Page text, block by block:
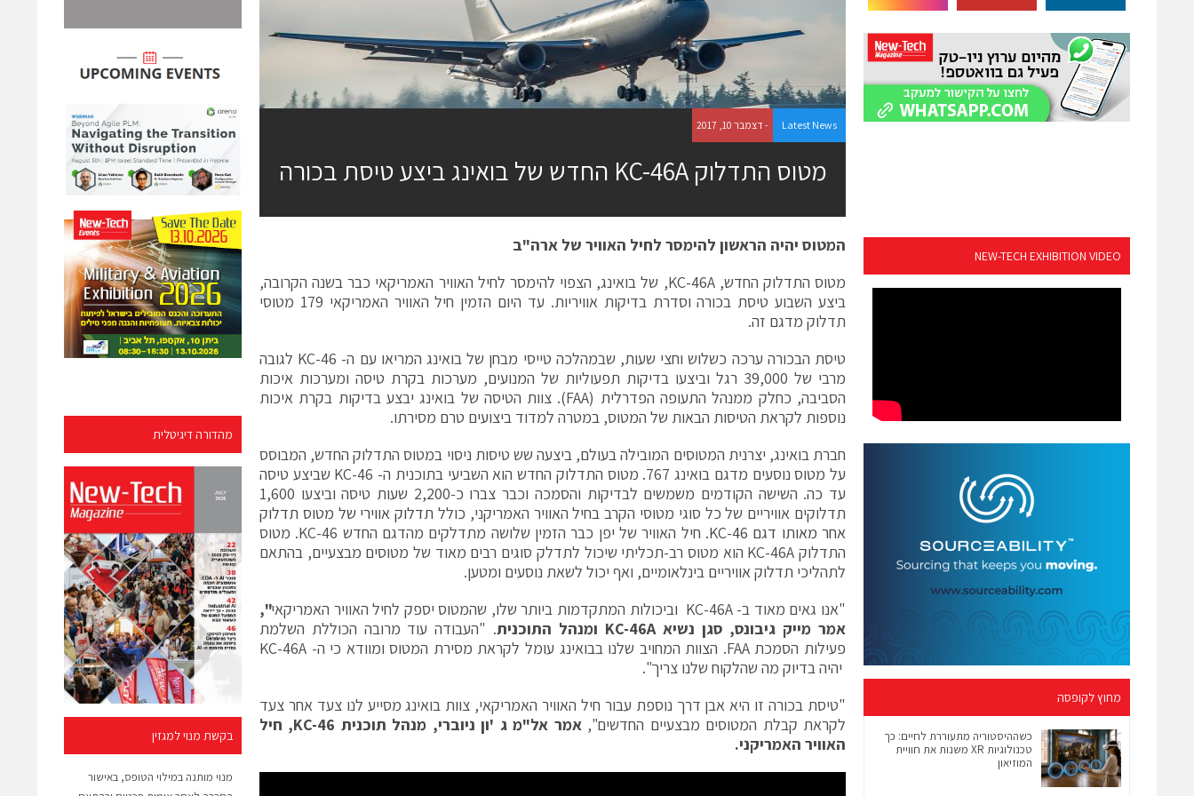
מהדורה דיגיטלית
בקשת מנוי למגזין
מנוי מותנה במילוי הטופס, באישור
Latest News - דצמבר 10, 2017
מטוס התדלוק KC-46A החדש של בואינג ביצע טיסת בכורה
המטוס יהיה הראשון להימסר לחיל האוויר של ארה"ב
מטוס התדלוק החדש, KC-46A, של בואינג, הצפוי להימסר לחיל האוויר האמריקאי כבר בשנה הקרובה,
ביצע השבוע טיסת בכורה וסדרת בדיקות אוויריות. עד היום הזמין חיל האוויר האמריקאי 179 מטוסי
תדלוק מדגם זה.
טיסת הבכורה ערכה כשלוש וחצי שעות, שבמהלכה טייסי מבחן של בואינג המריאו עם ה- KC-46 לגובה
מרבי של 39,000 רגל וביצעו בדיקות תפעוליות של המנועים, מערכות בקרת טיסה ומערכות איכות
הסביבה, כחלק ממנהל התעופה הפדרלית (FAA). צוות הטיסה של בואינג יבצע בדיקות בקרת איכות
נוספות לקראת הטיסות הבאות של המטוס, במטרה למדוד ביצועים טרם מסירתו.
חברת בואינג, יצרנית המטוסים המובילה בעולם, ביצעה שש טיסות ניסוי במטוס התדלוק החדש, המבוסס
על מטוס נוסעים מדגם בואינג 767. מטוס התדלוק החדש הוא השביעי בתוכנית ה- KC-46 שביצע טיסה
עד כה. השישה הקודמים משמשים לבדיקות והסמכה וכבר צברו כ-2,200 שעות טיסה וביצעו 1,600
תדלוקים אוויריים של כל סוגי מטוסי הקרב בחיל האוויר האמריקני, כולל תדלוק אווירי של מטוס תדלוק
אחר מאותו דגם KC-46.
חיל האוויר של יפן כבר הזמין שלושה מתדלקים מהדגם החדש KC-46. מטוס
התדלוק KC-46A הוא מטוס רב-תכליתי שיכול לתדלק סוגים רבים מאוד של מטוסים מבצעיים, בהתאם
לתהליכי תדלוק אוויריים בינלאומיים, ואף יכול לשאת נוסעים ומטען.
"אנו גאים מאוד ב- KC-46A וביכולות המתקדמות ביותר שלו, שהמטוס יספק לחיל האוויר האמריקאי
",
אמר מייק גיבונס, סגן נשיאKC-46A ומנהל התוכנית. "העבודה עוד מרובה הכוללת השלמת
פעילות הסמכת FAA. הצוות המחויב שלנו בבואינג עומל לקראת מסירת המטוס ומוודא כי ה- KC-46A
יהיה בדיוק מה שהלקוח שלנו צריך".
"טיסת בכורה זו היא אבן דרך נוספת עבור חיל האוויר האמריקאי, צוות בואינג מסייע לנו צעד אחר צעד
לקראת קבלת המטוסים מבצעיים החדשים",אמר אל"מ ג 'ון ניוברי, מנהל תוכנית KC-46, חיל
האוויר האמריקני.
NEW-TECH EXHIBITION VIDEO
מחוץ לקופסה
כשההיסטוריה מתעוררת לחיים: כך
טכנולוגיות XR משנות את חוויית
המוזיאון